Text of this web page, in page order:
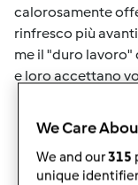
calorosamente
rinfresco più
me il "duro lavoro"
e loro accettano
Accedio
We Care
We and our315
unique